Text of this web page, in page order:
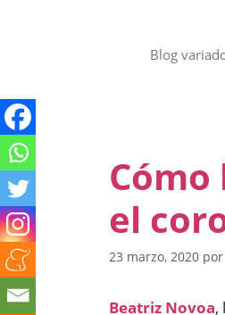
Blog
el
23 marzo, 2020 por
Beatriz Novoa,